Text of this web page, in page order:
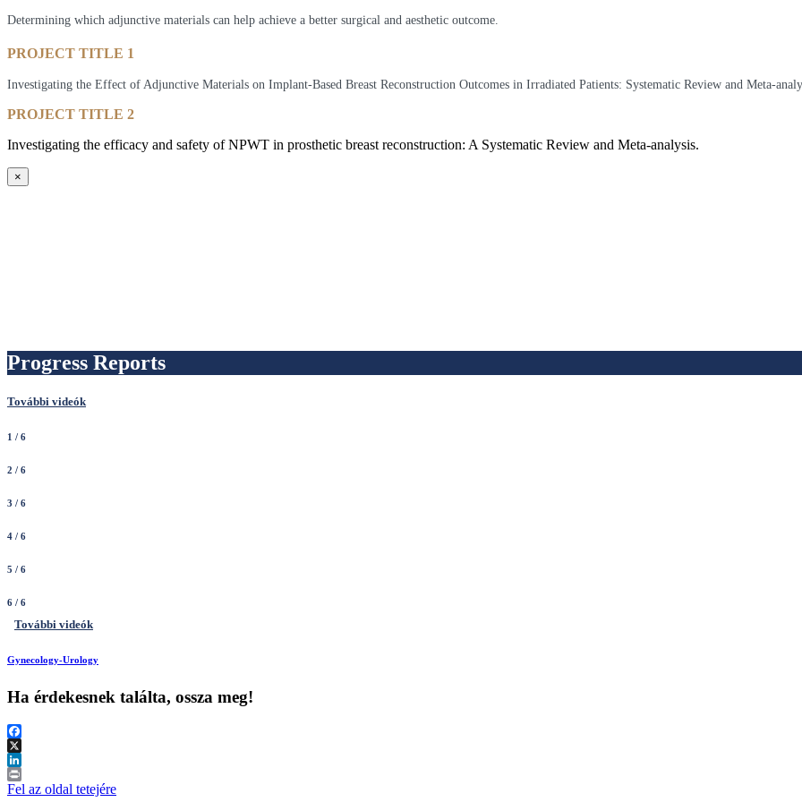
Determining which adjunctive materials can help achieve a better surgical and aesthetic outcome.
PROJECT TITLE 1
Investigating the Effect of Adjunctive Materials on Implant-Based Breast Reconstruction Outcomes in Irradiated Patients: Systematic Review and Meta-
PROJECT TITLE 2
Investigating the efficacy and safety of NPWT in prosthetic breast reconstruction: A Systematic Review and Meta-analysis.
×
Progress Reports
További videók
1 / 6
2 / 6
3 / 6
4 / 6
5 / 6
6 / 6
További videók
Gynecology-Urology
Ha érdekesnek találta, ossza meg!
Facebook
X
LinkedIn
Print
Fel az oldal tetejére